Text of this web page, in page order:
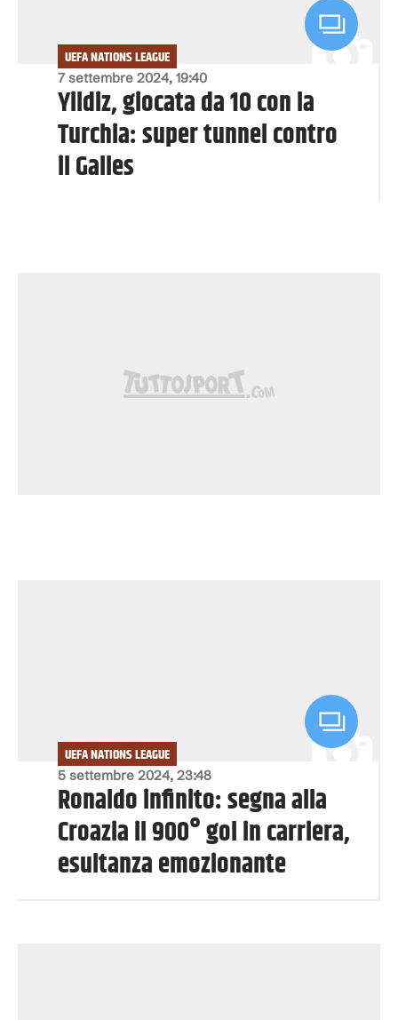
7 settembre 2024, 19:40
UEFA NATIONS LEAGUE
Yildiz, giocata da 10 con la
Turchia: super tunnel contro
il Galles
5 settembre 2024, 23:48
UEFA NATIONS LEAGUE
Ronaldo infinito: segna alla
Croazia il 900° gol in carriera,
esultanza emozionante